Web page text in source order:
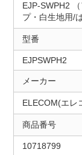
EJP-SWPH2
プ・白生地用/
型番
EJPSWPH2
メーカー
ELECOM(エレ
商品番号
10718799